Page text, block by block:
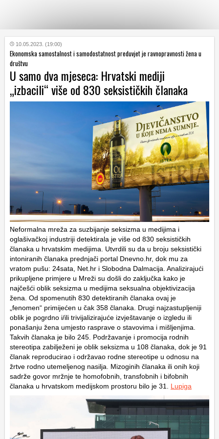
KATEGORIJE
HRVATSKI
WEB
10.05.2023. (19:00)
Ekonomska samostalnost i samodostatnost preduvjet je ravnopravnosti žena u
društvu
U samo dva mjeseca: Hrvatski mediji
„izbacili“ više od 830 seksističkih članaka
Neformalna mreža za suzbijanje seksizma u medijima i
oglašivačkoj industriji detektirala je više od 830 seksističkih
članaka u hrvatskim medijima. Utvrdili su da u broju seksistički
intoniranih članaka prednjači portal Dnevno.hr, dok mu za
vratom pušu: 24sata, Net.hr i Slobodna Dalmacija. Analizirajući
prikupljene primjere u Mreži su došli do zaključka kako je
najčešći oblik seksizma u medijima seksualna objektivizacija
žena. Od spomenutih 830 detektiranih članaka ovaj je
„fenomen“ primijećen u čak 358 članaka. Drugi najzastupljeniji
oblik je pogrdno i/ili trivijalizirajuće izvještavanje o izgledu ili
ponašanju žena umjesto rasprave o stavovima i mišljenjima.
Takvih članaka je bilo 245. Podržavanje i promocija rodnih
stereotipa zabilježeni je oblik seksizma u 108 članaka, dok je 91
članak reproducirao i održavao rodne stereotipe u odnosu na
žrtve rodno utemeljenog nasilja. Mizoginih članaka ili onih koji
sadrže govor mržnje te homofobnih, transfobnih i bifobnih
članaka u hrvatskom medijskom prostoru bilo je 31. Lupiga